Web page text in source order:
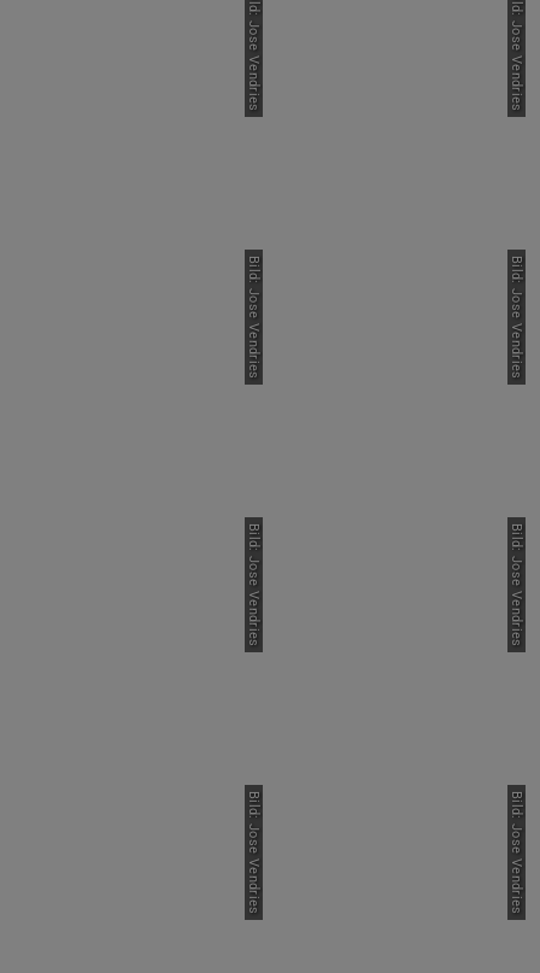
Bild: Jose Vendries Bild: Jose Vendries
Bild: Jose Vendries Bild: Jose Vendries
Bild: Jose Vendries Bild: Jose Vendries
Bild: Jose Vendries Bild: Jose Vendries